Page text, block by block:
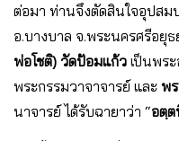
ต่อมา ท่านจึงตัดสินใจอุปส
อ.บางบาล จ.พระนครศรีอยุธ
พ่อโชติ) วัดป้อมแก้ว เป็นพร
พระกรรมวาจาจารย์ และ พร
นาจารย์ ได้รับฉายาว่า “อตฺต